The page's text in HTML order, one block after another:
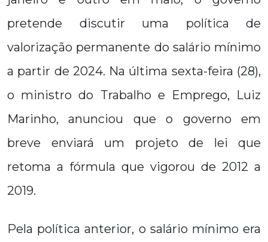
pretende discutir uma política de
valorização permanente do salário mínimo
a partir de 2024. Na última sexta-feira (28),
o ministro do Trabalho e Emprego, Luiz
Marinho, anunciou que o governo em
breve enviará um projeto de lei que
retoma a fórmula que vigorou de 2012 a
2019.
Pela política anterior, o salário mínimo era